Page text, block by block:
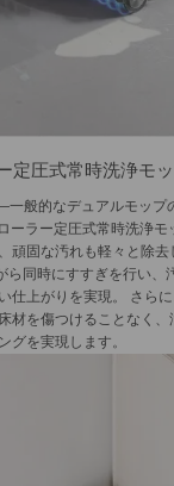
定圧式常時洗浄モ
般的なデュアルモップ
ーラー定圧式常時洗浄
頑固な汚れも軽々と除
ら同時にすすぎを行い、
仕上がりを実現。 さら
材を傷つけることなく
グを実現します。